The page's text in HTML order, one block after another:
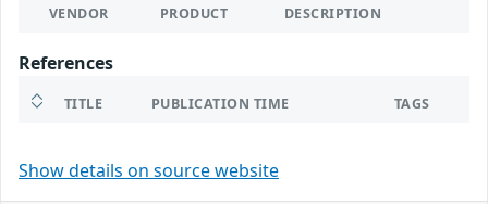
VENDOR PRODUCT DESCRIPTION
References
TITLE PUBLICATION TIME TAGS
Show details on source website